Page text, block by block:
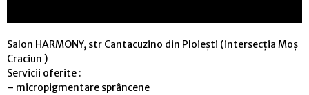
Salon HARMONY, str Cantacuzino din Ploiești (intersecția Moș
Craciun )
Servicii oferite :
– micropigmentare sprâncene